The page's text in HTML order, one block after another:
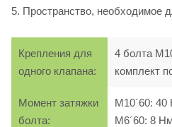
5. Пространство, необходимое
Крепления для
одного клапана:
4 болта
комплект
Момент затяжки
болта:
M10´60:
M6´60: 8